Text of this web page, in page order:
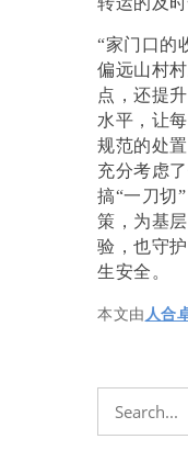
“家门口的
偏远山村
点，还提
水平，让
规范的处
充分考虑
搞“一刀切
策，为基
验，也守
生安全。
本文由 人合